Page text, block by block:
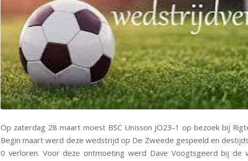
Op zaterdag 28 maart moest BSC Unisson JO23-1 op bezoek bij
Begin maart werd deze wedstrijd op De Zweede gespeeld en
0 verloren. Voor deze ontmoeting werd Dave Voogtsgeerd bij de